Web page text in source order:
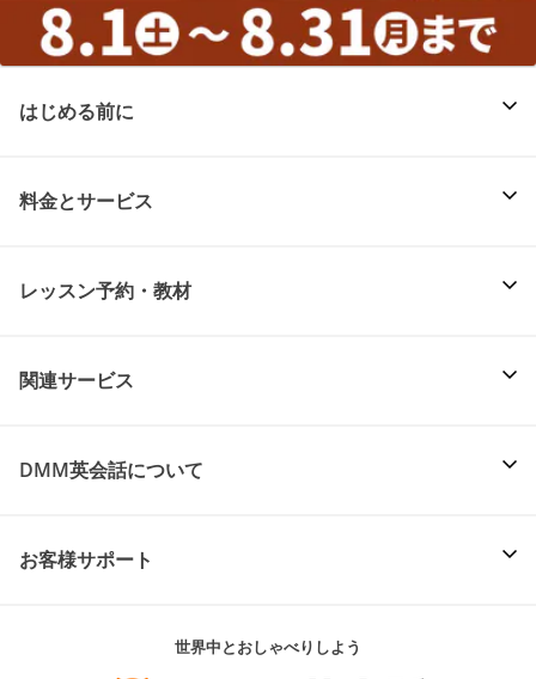
はじめる前に
料金とサービス
レッスン予約・教材
関連サービス
DMM英会話について
お客様サポート
世界中とおしゃべりしよう